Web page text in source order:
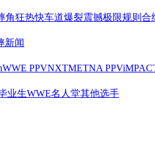
角狂热快车道爆裂震撼极限规则 合
新闻
WWE PPVNXTMETNA PPV
业生WWE名人堂其他选手